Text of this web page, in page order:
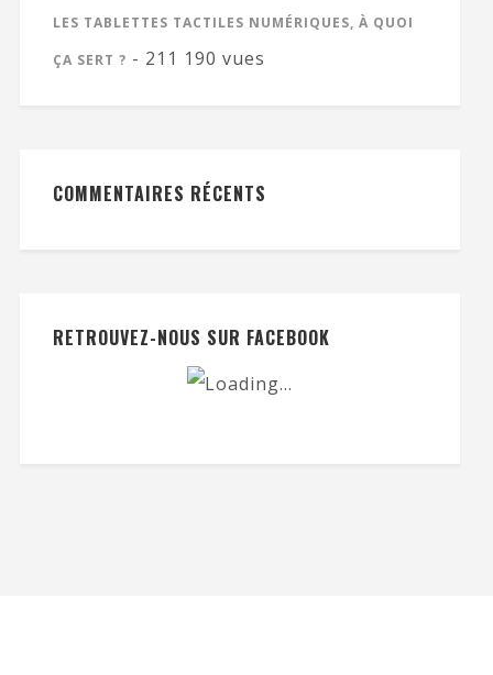
LES TABLETTES TACTILES NUMÉRIQUES, À QUOI
ÇA SERT ? - 211 190 vues
COMMENTAIRES RÉCENTS
RETROUVEZ-NOUS SUR FACEBOOK